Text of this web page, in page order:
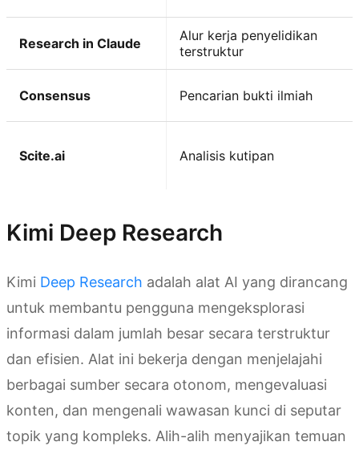
Research in Claude
Alur kerja penyelidikan
terstruktur
Consensus Pencarian bukti ilmiah
Scite.ai Analisis kutipan
Kimi Deep Research
Kimi Deep Research adalah alat AI yang dirancang
untuk membantu pengguna mengeksplorasi
informasi dalam jumlah besar secara terstruktur
dan efisien. Alat ini bekerja dengan menjelajahi
berbagai sumber secara otonom, mengevaluasi
konten, dan mengenali wawasan kunci di seputar
topik yang kompleks. Alih-alih menyajikan temuan